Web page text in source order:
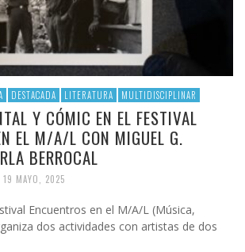
DESTACADA LITERATURA MULTIDISCIPLINAR
Y CÓMIC EN EL FESTIVAL
EL M/A/L CON MIGUEL G.
BERROCAL
19 MAYO, 2025
Encuentros en el M/A/L (Música,
dos actividades con artistas de dos